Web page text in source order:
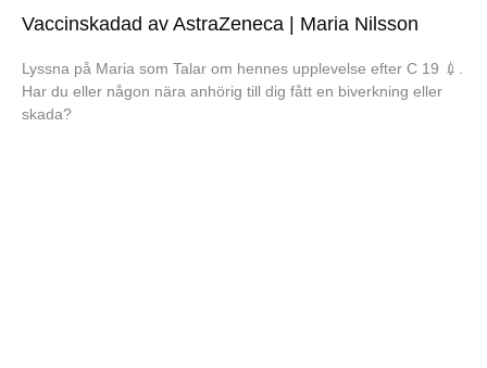
Vaccinskadad av AstraZeneca | Maria Nilsson
Lyssna på Maria som Talar om hennes upplevelse efter C 19 💉.
Har du eller någon nära anhörig till dig fått en biverkning eller
skada?